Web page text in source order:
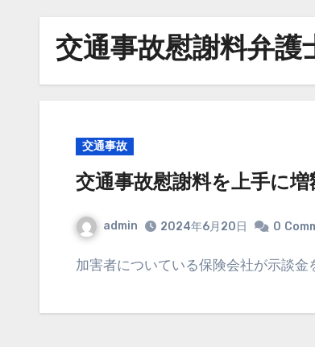
交通事故慰謝料弁護
交通事故
交通事故慰謝料を上手に
admin 2024年6月20日 0
加害者についている保険会社が示談